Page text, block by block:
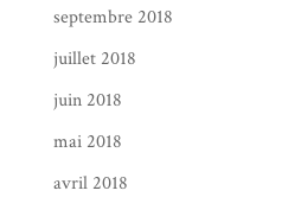
septembre 2018
juillet 2018
juin 2018
mai 2018
avril 2018